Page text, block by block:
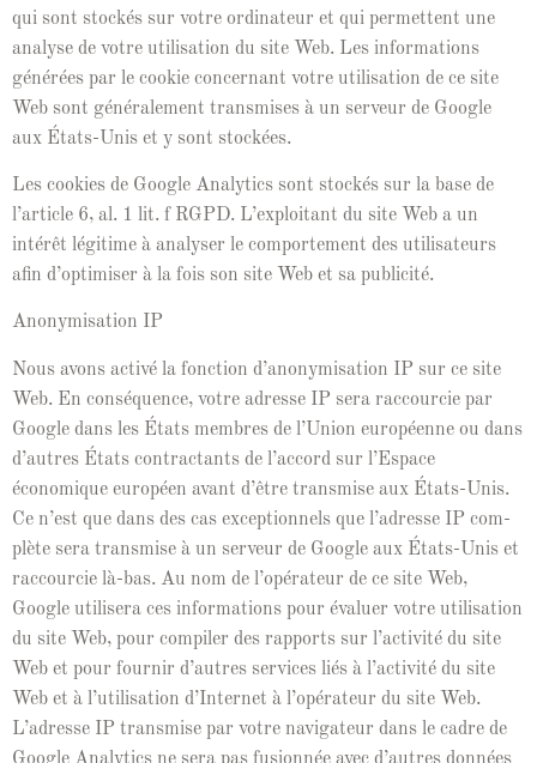
qui sont stock­és sur votre ordi­na­teur et qui per­me­t­tent une
analyse de votre util­i­sa­tion du site Web. Les infor­ma­tions
générées par le cook­ie con­cer­nant votre util­i­sa­tion de ce site
Web sont générale­ment trans­mis­es à un serveur de Google
aux États-Unis et y sont stockées.
Les cook­ies de Google Ana­lyt­ics sont stock­és sur la base de
l’ar­ti­cle 6, al. 1 lit. f RGPD. L’ex­ploitant du site Web a un
intérêt légitime à analyser le com­porte­ment des util­isa­teurs
afin d’op­ti­miser à la fois son site Web et sa publicité.
Anonymi­sa­tion IP
Nous avons activé la fonc­tion d’anonymi­sa­tion IP sur ce site
Web. En con­séquence, votre adresse IP sera rac­cour­cie par
Google dans les États mem­bres de l’U­nion européenne ou dans
d’autres États con­trac­tants de l’ac­cord sur l’E­space
économique européen avant d’être trans­mise aux États-Unis.
Ce n’est que dans des cas excep­tion­nels que l’adresse IP com­
plète sera trans­mise à un serveur de Google aux États-Unis et
rac­cour­cie là-bas. Au nom de l’opéra­teur de ce site Web,
Google utilis­era ces infor­ma­tions pour éval­uer votre util­i­sa­tion
du site Web, pour com­pil­er des rap­ports sur l’ac­tiv­ité du site
Web et pour fournir d’autres ser­vices liés à l’ac­tiv­ité du site
Web et à l’u­til­i­sa­tion d’In­ter­net à l’opéra­teur du site Web.
L’adresse IP trans­mise par votre nav­i­ga­teur dans le cadre de
Google Ana­lyt­ics ne sera pas fusion­née avec d’autres don­nées